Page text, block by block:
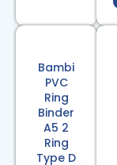
Bambi
PVC
Ring
Binder
A5 2
Ring
Type D